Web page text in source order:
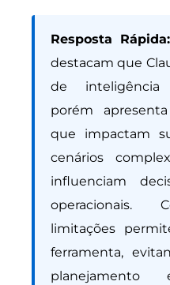
Resposta Rápida:
destacam que
de inteligência
porém
que impactam
cenários
influenciam
operacionais.
limitações
ferramenta,